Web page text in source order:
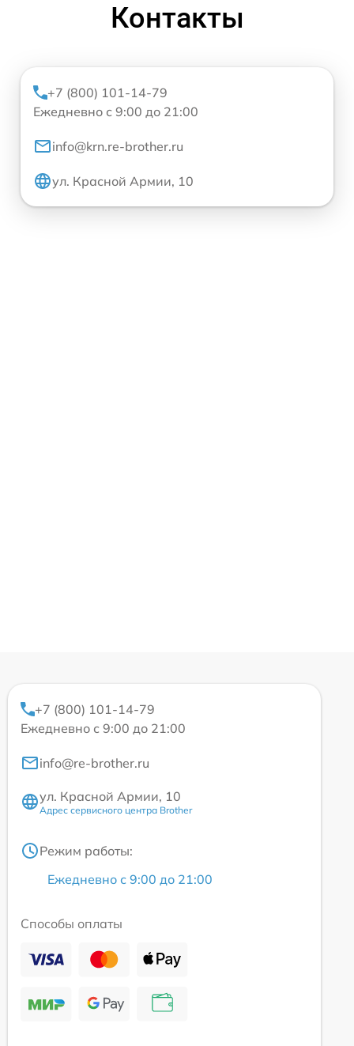
Контакты
+7 (800) 101-14-79
Ежедневно с 9:00 до 21:00
info@krn.re-brother.ru
ул. Красной Армии, 10
+7 (800) 101-14-79
Ежедневно с 9:00 до 21:00
info@re-brother.ru
ул. Красной Армии, 10
Адрес сервисного центра Brother
Режим работы:
Ежедневно с 9:00 до 21:00
Способы оплаты